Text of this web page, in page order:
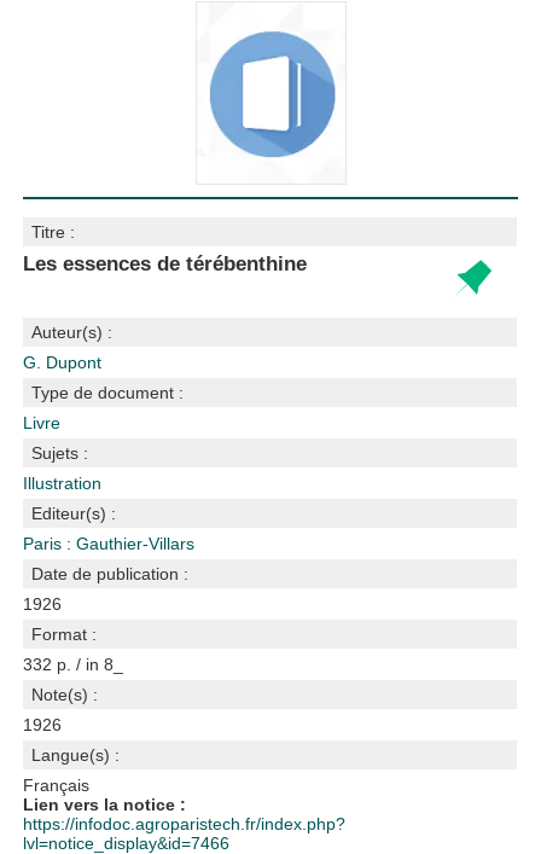
Titre :
Les essences de térébenthine
Auteur(s) :
G. Dupont
Type de document :
Livre
Sujets :
Illustration
Editeur(s) :
Paris : Gauthier-Villars
Date de publication :
1926
Format :
332 p. / in 8_
Note(s) :
1926
Langue(s) :
Français
Lien vers la notice :
https://infodoc.agroparistech.fr/index.php?
lvl=notice_display&id=7466